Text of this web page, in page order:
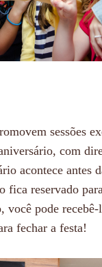
sessões
com
acontece antes
fica reservado
você pode
fechar a festa!